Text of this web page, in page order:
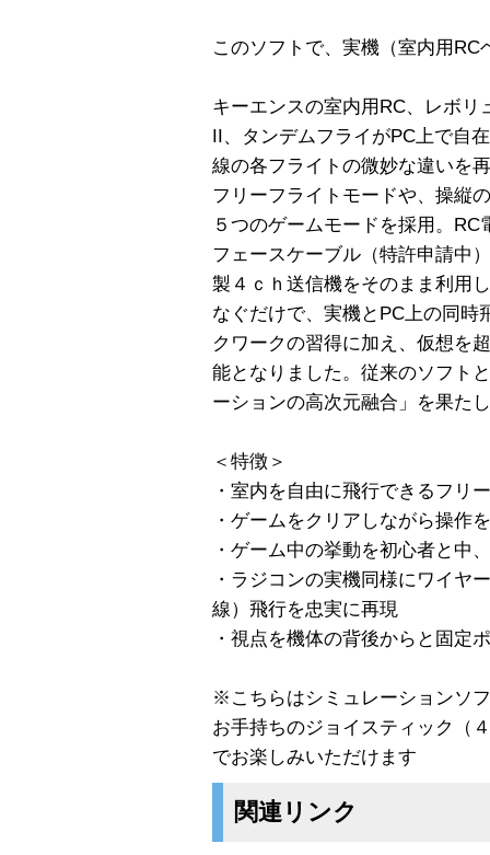
このソフトで、実機（室内用
キーエンスの室内用RC、レボ
II、タンデムフライがPC上で自
線の各フライトの微妙な違いを
フリーフライトモードや、操縦
５つのゲームモードを採用。
フェースケーブル（特許申請中
製４ｃｈ送信機をそのまま利用
なぐだけで、実機とPC上の同時
クワークの習得に加え、仮想を
能となりました。従来のソフト
ーションの高次元融合」を果た
＜特徴＞
・室内を自由に飛行できるフリ
・ゲームをクリアしながら操作
・ゲーム中の挙動を初心者と中
・ラジコンの実機同様にワイヤ
線）飛行を忠実に再現
・視点を機体の背後からと固定
※こちらはシミュレーションソ
お手持ちのジョイスティック（
でお楽しみいただけます
関連リンク